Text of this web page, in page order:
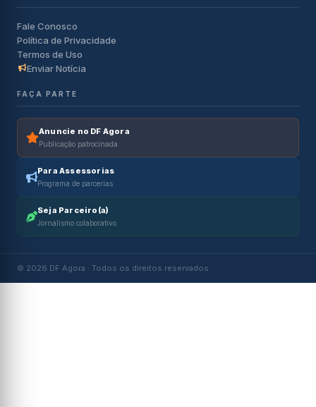
Fale Conosco
Política de Privacidade
Termos de Uso
Enviar Notícia
FAÇA PARTE
Anuncie no DF Agora
Publicação patrocinada
Para Assessorias
Programa de parcerias
Seja Parceiro(a)
Jornalismo colaborativo
© 2026 DF Agora · Todos os direitos reservados